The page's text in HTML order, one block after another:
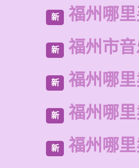
新 福州哪
新 福州市音
新 福州哪
新 福州哪
新 福州哪